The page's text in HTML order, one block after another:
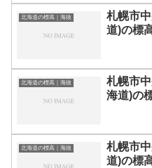
北海道の標高｜海抜
札幌市
道)の標
北海道の標高｜海抜
札幌市
海道)の
北海道の標高｜海抜
札幌市
道)の標